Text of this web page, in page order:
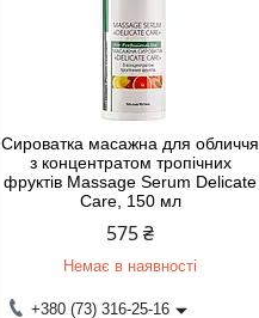
Сироватка масажна для обличчя
з концентратом тропічних
фруктів Massage Serum Delicate
Care, 150 мл
575 ₴
Немає в наявності
+380 (73) 316-25-16